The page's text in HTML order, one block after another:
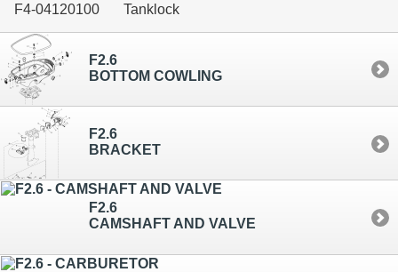
F4-04120100
Tanklock
F2.6
BOTTOM COWLING
F2.6
BRACKET
F2.6
CAMSHAFT AND VALVE